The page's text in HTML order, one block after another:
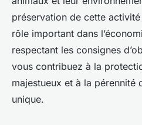
préservation de cette
rôle important dans
respectant les consignes
vous contribuez à la
majestueux et à la pérennité
unique.